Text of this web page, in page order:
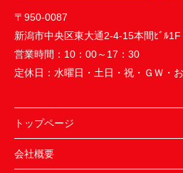
〒950-0087
新潟市中央区東大通2-4-15本間ﾋﾞﾙ1F
営業時間： 10：00～17：30
定休日： 水曜日・土日・祝・ＧＷ・
トップページ
会社概要